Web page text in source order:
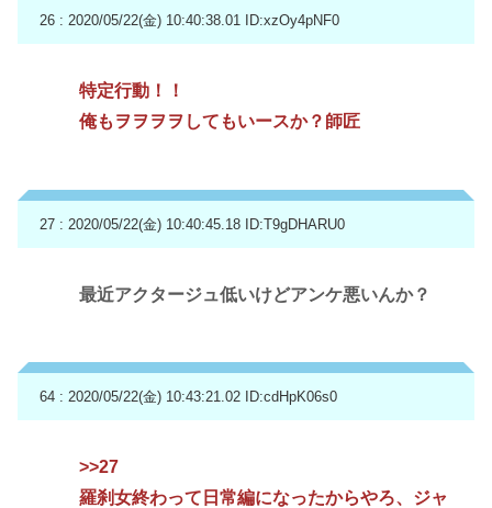
26 : 2020/05/22(金) 10:40:38.01 ID:xzOy4pNF0
特定行動！！
俺もヲヲヲヲしてもいースか？師匠
27 : 2020/05/22(金) 10:40:45.18 ID:T9gDHARU0
最近アクタージュ低いけどアンケ悪いんか？
64 : 2020/05/22(金) 10:43:21.02 ID:cdHpK06s0
>>27
羅刹女終わって日常編になったからやろ、ジャ